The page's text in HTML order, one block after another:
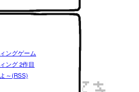
ングゲーム
ング 2作目
～(RSS)